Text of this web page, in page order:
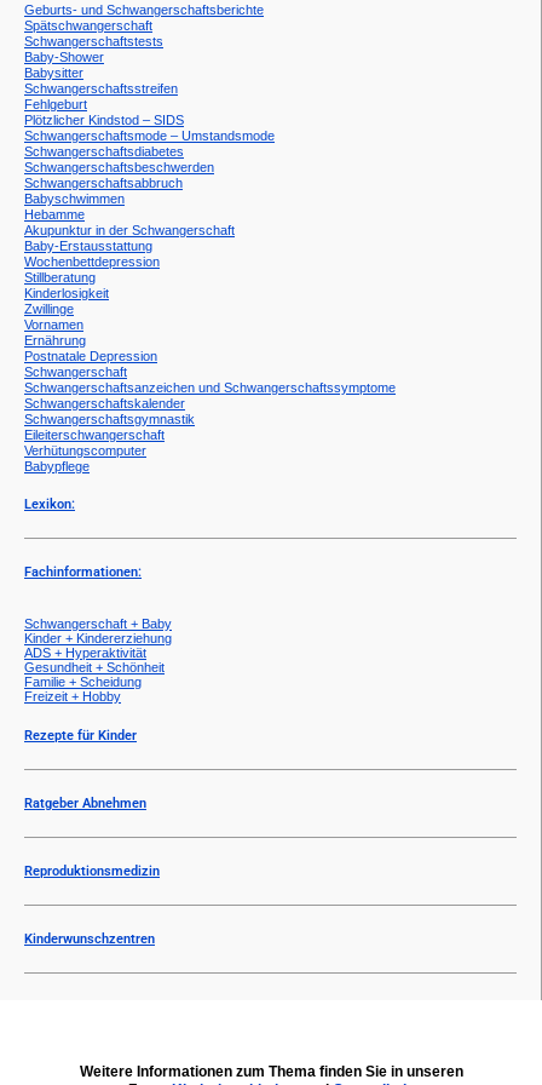
Geburts- und Schwangerschaftsberichte
Spätschwangerschaft
Schwangerschaftstests
Baby-Shower
Babysitter
Schwangerschaftsstreifen
Fehlgeburt
Plötzlicher Kindstod – SIDS
Schwangerschaftsmode – Umstandsmode
Schwangerschaftsdiabetes
Schwangerschaftsbeschwerden
Schwangerschaftsabbruch
Babyschwimmen
Hebamme
Akupunktur in der Schwangerschaft
Baby-Erstausstattung
Wochenbettdepression
Stillberatung
Kinderlosigkeit
Zwillinge
Vornamen
Ernährung
Postnatale Depression
Schwangerschaft
Schwangerschaftsanzeichen und Schwangerschaftssymptome
Schwangerschaftskalender
Schwangerschaftsgymnastik
Eileiterschwangerschaft
Verhütungscomputer
Babypflege
Lexikon:
Fachinformationen:
Schwangerschaft + Baby
Kinder + Kindererziehung
ADS + Hyperaktivität
Gesundheit + Schönheit
Familie + Scheidung
Freizeit + Hobby
Rezepte für Kinder
Ratgeber Abnehmen
Reproduktionsmedizin
Kinderwunschzentren
Weitere Informationen zum Thema finden Sie in unseren